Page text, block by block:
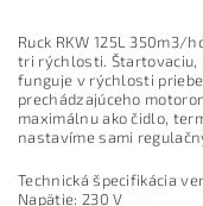
Ruck RKW 125L 350m3/
tri rýchlosti. Štartovaciu,
funguje v rýchlosti
prechádzajúceho
maximálnu ako čidlo,
nastavíme sami
Technická špecifikácia
Napätie: 230 V